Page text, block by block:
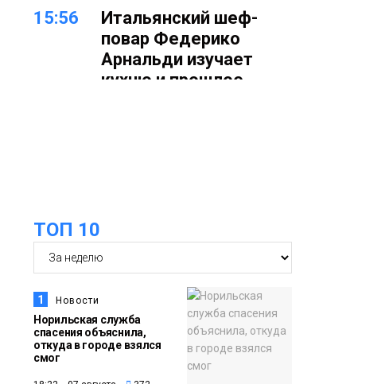
15:56
Итальянский шеф-
повар Федерико
Арнальди изучает
кухню и прошлое
Спорт
14:30
Новости
Ленинский проспект
частично закроют в
связи с Днём
рождения «Башни»
ТОП 10
1 Новости
Норильская служба
спасения объяснила,
откуда в городе взялся
смог